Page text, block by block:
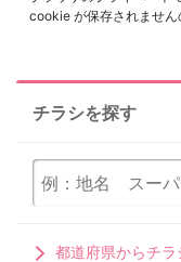
cookie が保存されません
チラシを探す
都道府県からチラ